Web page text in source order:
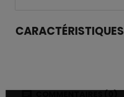
CARACTÉRISTIQUES